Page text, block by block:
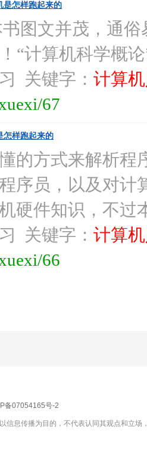
是怎样跑起来的
图文并茂，通
“计算机科学概
关键字： 计算
67
怎样跑起来的
的方式来解析程
序员，以及对计
硬件知识，不过
关键字： 计算
66
备07054165号-2
信息传播为目的，不代表认同其观点和立